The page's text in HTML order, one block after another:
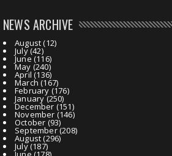
NEWS ARCHIVE
August(12)
July(42)
June(116)
May (240)
April (136)
March (167)
February (176)
January(250)
December (151)
November (146)
October (93)
September(208)
August(296)
July(187)